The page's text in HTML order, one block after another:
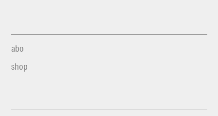
abo
shop